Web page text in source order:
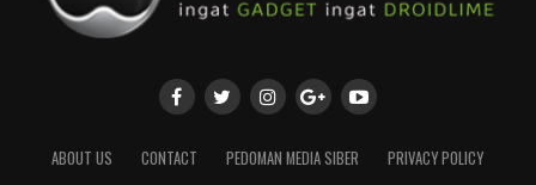
ABOUT US CONTACT PEDOMAN MEDIA SIBER PRIVACY POLICY